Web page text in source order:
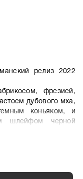
релиз 2022
фрезией,
дубового мха,
коньяком, и
шлейфом черной
с нотами коньяка,